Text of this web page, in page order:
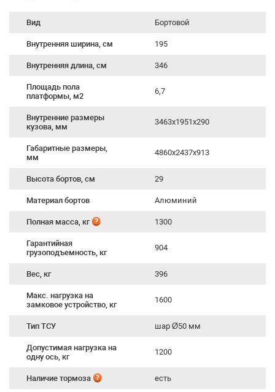
Вид Бортовой
Внутренняя ширина, см 195
Внутренняя длина, см 346
Площадь пола
платформы, м2
6,7
Внутренние размеры
кузова, мм
3463х1951х290
Габаритные размеры,
мм
4860х2437х913
Высота бортов, см 29
Материал бортов Алюминий
Полная масса, кг 1300
Гарантийная
грузоподъемность, кг
904
Вес, кг 396
Макс. нагрузка на
замковое устройство, кг
1600
Тип ТСУ шар Ø50 мм
Допустимая нагрузка на
одну ось, кг
1200
Наличие тормоза есть